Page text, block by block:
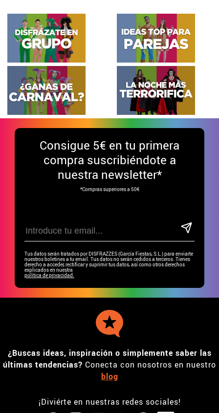
Consigue 5€ en tu primera
compra suscribiéndote a
nuestra newsletter*
*Compras superiores a 50€
Tus datos serán tratados por DISFRAZZES (García Fiestas, S.L.) para enviarte
nuestros boletines a tu email. Tus datos no serán cedidos a terceros. Tienes
derecho a acceder, rectificar y suprimir tus datos, así como otros derechos
explicados en nuestra
política de privacidad.
¿Buscas ideas, inspiración o simplemente saber las
últimas tendencias? Conecta con nosotros en nuestro
blog
¡Diviérte en nuestras redes sociales!